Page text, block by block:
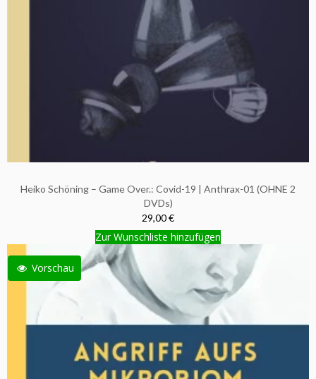
Heiko Schöning – Game Over.: Covid-19 | Anthrax-01 (OHNE 2
DVDs)
29,00 €
Zur Wunschliste hinzufügen
Vorschau